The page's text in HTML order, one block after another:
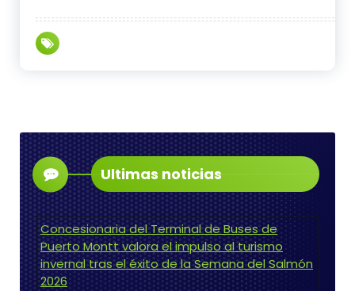
Ultimas noticias
Concesionaria del Terminal de Buses de
Puerto Montt valora el impulso al turismo
invernal tras el éxito de la Semana del Salmón
2026